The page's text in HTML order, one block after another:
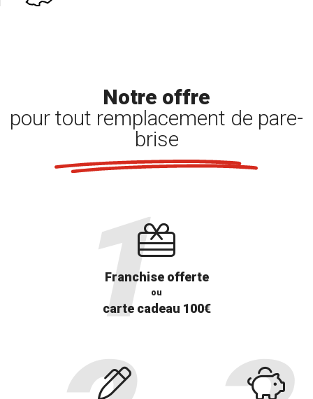
Notre offre
pour tout remplacement de pare-
brise
Franchise offerte
ou
carte cadeau 100€